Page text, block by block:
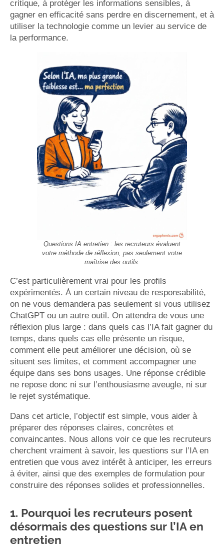
critique, à protéger les informations sensibles, à
gagner en efficacité sans perdre en discernement, et à
utiliser la technologie comme un levier au service de
la performance.
Questions IA entretien : les recruteurs évaluent
votre méthode de réflexion, pas seulement votre
maîtrise des outils.
C’est particulièrement vrai pour les profils
expérimentés. À un certain niveau de responsabilité,
on ne vous demandera pas seulement si vous utilisez
ChatGPT ou un autre outil. On attendra de vous une
réflexion plus large : dans quels cas l’IA fait gagner du
temps, dans quels cas elle présente un risque,
comment elle peut améliorer une décision, où se
situent ses limites, et comment accompagner une
équipe dans ses bons usages. Une réponse crédible
ne repose donc ni sur l’enthousiasme aveugle, ni sur
le rejet systématique.
Dans cet article, l’objectif est simple, vous aider à
préparer des réponses claires, concrètes et
convaincantes. Nous allons voir ce que les recruteurs
cherchent vraiment à savoir, les questions sur l’IA en
entretien que vous avez intérêt à anticiper, les erreurs
à éviter, ainsi que des exemples de formulation pour
construire des réponses solides et professionnelles.
1. Pourquoi les recruteurs posent
désormais des questions sur l’IA en
entretien